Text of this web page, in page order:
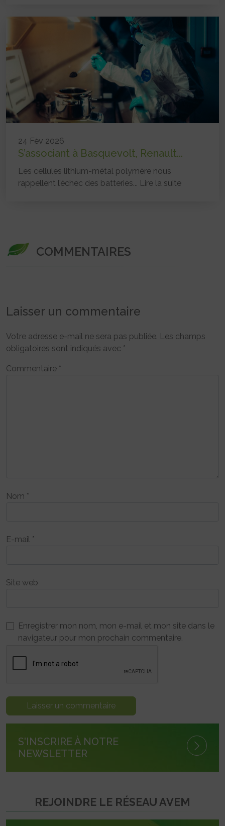
24 Fév 2026
S’associant à Basquevolt, Renault...
Les cellules lithium-métal polymère nous
rappellent l’échec des batteries... Lire la suite
COMMENTAIRES
Laisser un commentaire
Votre adresse e-mail ne sera pas publiée. Les champs
obligatoires sont indiqués avec *
Commentaire *
Nom *
E-mail *
Site web
Enregistrer mon nom, mon e-mail et mon site dans le
navigateur pour mon prochain commentaire.
S'INSCRIRE À NOTRE
NEWSLETTER
REJOINDRE LE RÉSEAU AVEM